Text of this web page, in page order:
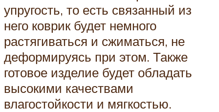
упругость, то есть связанный из
него коврик будет немного
растягиваться и сжиматься, не
деформируясь при этом. Также
готовое изделие будет обладать
высокими качествами
влагостойкости и мягкостью.